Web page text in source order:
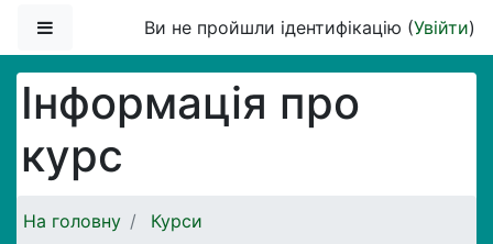
Бокова панельВи не пройшли ідентифікацію (Увійти)
Інформація про
курс
На головну
Курси